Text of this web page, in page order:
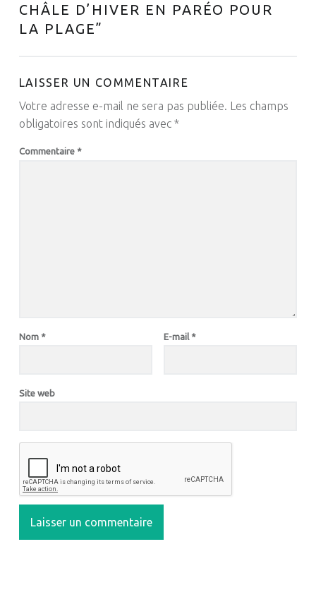
CHÂLE D’HIVER EN PARÉO POUR
LA PLAGE”
LAISSER UN COMMENTAIRE
Votre adresse e-mail ne sera pas publiée.
Les champs
obligatoires sont indiqués avec *
Commentaire *
Nom * E-mail *
Site web